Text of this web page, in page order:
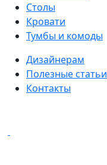
Столы
Кровати
Тумбы и комоды
Дизайнерам
Полезные статьи
Контакты